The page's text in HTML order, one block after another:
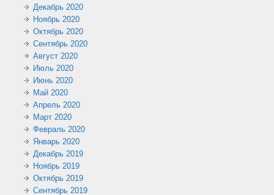
Декабрь 2020
Ноябрь 2020
Октябрь 2020
Сентябрь 2020
Август 2020
Июль 2020
Июнь 2020
Май 2020
Апрель 2020
Март 2020
Февраль 2020
Январь 2020
Декабрь 2019
Ноябрь 2019
Октябрь 2019
Сентябрь 2019